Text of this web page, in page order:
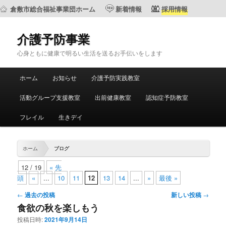
倉敷市総合福祉事業団ホーム 新着情報 採用情報
介護予防事業
心身ともに健康で明るい生活を送るお手伝いをします
ュ
メ
イ
ン
ン
テ
ン
サ
ブ
コ
テ
ン
ツ
ホーム お知らせ 介護予防実践教室
活動グループ支援教室 出前健康教室 認知症予防教室
フレイル 生きデイ
ホーム ブログ
12 / 19
« 先
頭
« ... 10 11 12 13 14 ... »
最後 »
投
稿
ナ
ビ
← 過去の投稿 新しい投稿 →
食欲の秋を楽しもう
投稿日時:2021年9月14日